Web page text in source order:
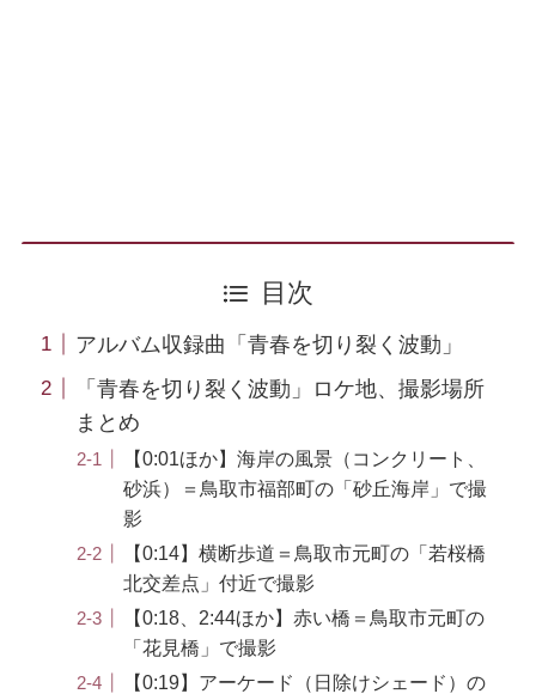
目次
アルバム収録曲「青春を切り裂く波動」
「青春を切り裂く波動」ロケ地、撮影場所
まとめ
【0:01ほか】海岸の風景（コンクリート、
砂浜）＝鳥取市福部町の「砂丘海岸」で撮
影
【0:14】横断歩道＝鳥取市元町の「若桜橋
北交差点」付近で撮影
【0:18、2:44ほか】赤い橋＝鳥取市元町の
「花見橋」で撮影
【0:19】アーケード（日除けシェード）の